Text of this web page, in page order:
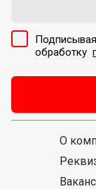
О
обработку